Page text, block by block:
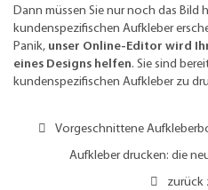
Dann müssen Sie nur noch das Bild
kundenspezifischen Aufkleber
Panik, unser Online-Editor wird
eines Designs helfen. Sie sind
kundenspezifischen Aufkleber zu
Vorgeschnittene
Aufkleber drucken: die
zurück